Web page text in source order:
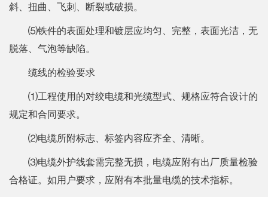
斜、扭曲、飞刺、断裂或破损。
⑸铁件的表面处理和镀层应均匀、完整，表面光洁，无
脱落、气泡等缺陷。
缆线的检验要求
⑴工程使用的对绞电缆和光缆型式、规格应符合设计的
规定和合同要求。
⑵电缆所附标志、标签内容应齐全、清晰。
⑶电缆外护线套需完整无损，电缆应附有出厂质量检验
合格证。如用户要求，应附有本批量电缆的技术指标。